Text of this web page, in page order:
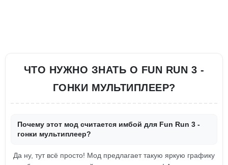
ЧТО НУЖНО ЗНАТЬ О FUN RUN 3 -
ГОНКИ МУЛЬТИПЛЕЕР?
Почему этот мод считается имбой для Fun Run 3 -
гонки мультиплеер?
Да ну, тут всё просто! Мод предлагает такую яркую графику